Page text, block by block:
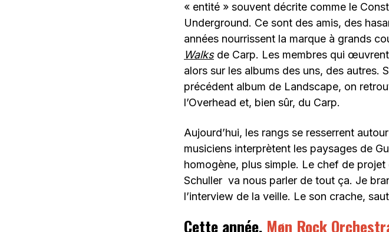
« entité » souvent décrite comme le
Underground. Ce sont des amis, des
années nourrissent la marque à grands
Walksde Carp. Les membres qui
alors sur les albums des uns, des autres.
précédent album de Landscape, on
l’Overhead et, bien sûr, du Carp.
Aujourd’hui, les rangs se resserrent
musiciens interprètent les paysages de
homogène, plus simple. Le chef de
Schuller va nous parler de tout ça. Je
l’interview de la veille. Le son crache,
Cette année, Møn Rock